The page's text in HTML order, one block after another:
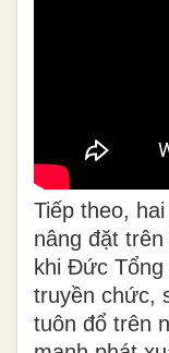
Tiếp theo,
nâng đặt
khi Đức Tổng
truyền chức,
tuôn đổ trên